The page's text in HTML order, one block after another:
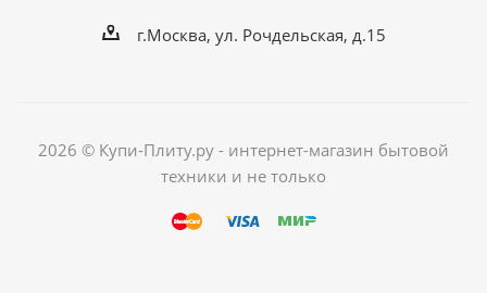
г.Москва, ул. Рочдельская, д.15
2026 © Купи-Плиту.ру - интернет-магазин бытовой
техники и не только